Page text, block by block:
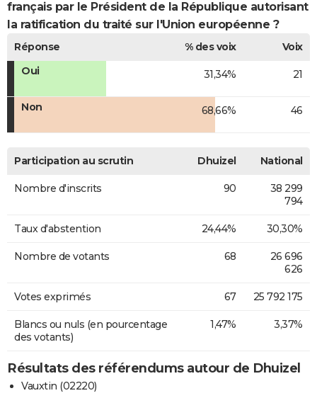
français par le Président de la République autorisant
la ratification du traité sur l'Union européenne ?
Réponse % des voix
Voix
Oui
31,34% 21
Non 68,66% 46
Participation au scrutin Dhuizel National
Nombre d'inscrits 90
38 299
794
Taux d'abstention 24,44% 30,30%
Nombre de votants 68
26 696
626
Votes exprimés 67 25 792 175
Blancs ou nuls (en pourcentage
des votants)
1,47% 3,37%
Résultats des référendums autour de Dhuizel
Vauxtin (02220)